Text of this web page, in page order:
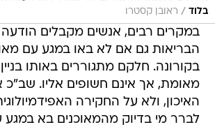
בלוד / ראובן קסטרו
במקרים רבים, אנשים מקבלים
הבריאות גם אם לא באו במגע עם
בקורונה. חלקם מתגוררים באותו
מאומת, אך אינם חשופים אליו.
האיכון, ולא על החקירה
לברר מי בדיוק מהמאוכנים בא במגע